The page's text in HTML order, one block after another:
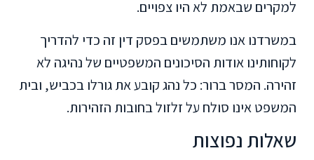
למקרים שבאמת לא היו צפויים.
במשרדנו אנו משתמשים בפסק דין זה כדי להדריך
לקוחותינו אודות הסיכונים המשפטיים של נהיגה לא
זהירה. המסר ברור: כל נהג קובע את גורלו בכביש, ובית
המשפט אינו סולח על זלזול בחובות הזהירות.
שאלות נפוצות